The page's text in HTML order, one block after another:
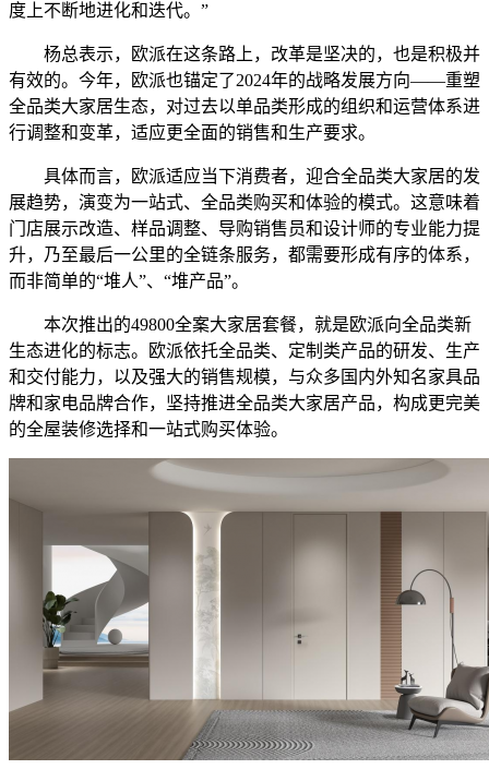
度上不断地进化和迭代。”
杨总表示，欧派在这条路上，改革是坚决的，也是积极并
有效的。今年，欧派也锚定了2024年的战略发展方向——重塑
全品类大家居生态，对过去以单品类形成的组织和运营体系进
行调整和变革，适应更全面的销售和生产要求。
具体而言，欧派适应当下消费者，迎合全品类大家居的发
展趋势，演变为一站式、全品类购买和体验的模式。这意味着
门店展示改造、样品调整、导购销售员和设计师的专业能力提
升，乃至最后一公里的全链条服务，都需要形成有序的体系，
而非简单的“堆人”、“堆产品”。
本次推出的49800全案大家居套餐，就是欧派向全品类新
生态进化的标志。欧派依托全品类、定制类产品的研发、生产
和交付能力，以及强大的销售规模，与众多国内外知名家具品
牌和家电品牌合作，坚持推进全品类大家居产品，构成更完美
的全屋装修选择和一站式购买体验。